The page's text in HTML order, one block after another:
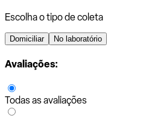
Escolha o tipo de coleta
Domiciliar No laboratório
Avaliações:
Todas as avaliações